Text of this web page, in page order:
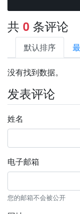
共 0 条评论
默认排序
没有找到数据。
发表评论
姓名
电子邮箱
您的邮箱不会被公开